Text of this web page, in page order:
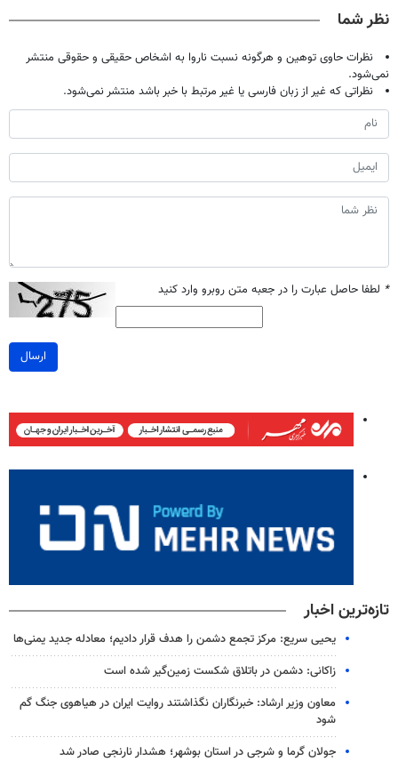
نظر شما
نظرات حاوی توهین و هرگونه نسبت ناروا به اشخاص حقیقی و حقوقی منتشر
نمی‌شود.
نظراتی که غیر از زبان فارسی یا غیر مرتبط با خبر باشد منتشر نمی‌شود.
* لطفا حاصل عبارت را در جعبه متن روبرو وارد کنید
ارسال
تازه‌ترین اخبار
یحیی سریع: مرکز تجمع دشمن را هدف قرار دادیم؛ معادله جدید یمنی‌ها
زاکانی: دشمن در باتلاق شکست زمین‌گیر شده است
معاون وزیر ارشاد: خبرنگاران نگذاشتند روایت ایران در هیاهوی جنگ گم
شود
جولان گرما و شرجی در استان بوشهر؛ هشدار نارنجی صادر شد